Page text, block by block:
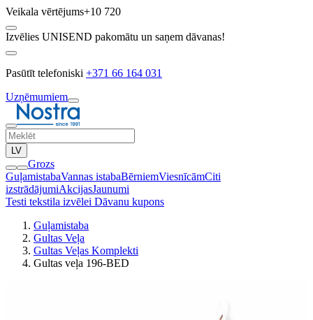
Veikala vērtējums+10 720
Izvēlies UNISEND pakomātu un saņem dāvanas!
Pasūtīt telefoniski +371 66 164 031
Uzņēmumiem
LV
Grozs
GuļamistabaVannas istabaBērniemViesnīcāmCiti
izstrādājumiAkcijasJaunumi
Testi tekstila izvēlei Dāvanu kupons
Guļamistaba
Gultas Veļa
Gultas Veļas Komplekti
Gultas veļa 196-BED